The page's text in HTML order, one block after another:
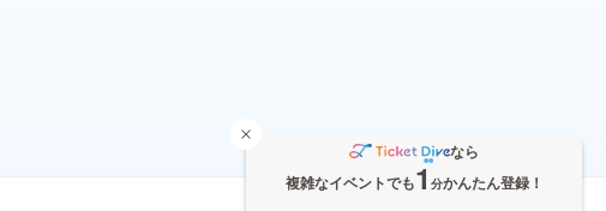
なら
複雑なイベントでも1 分かんたん登録！